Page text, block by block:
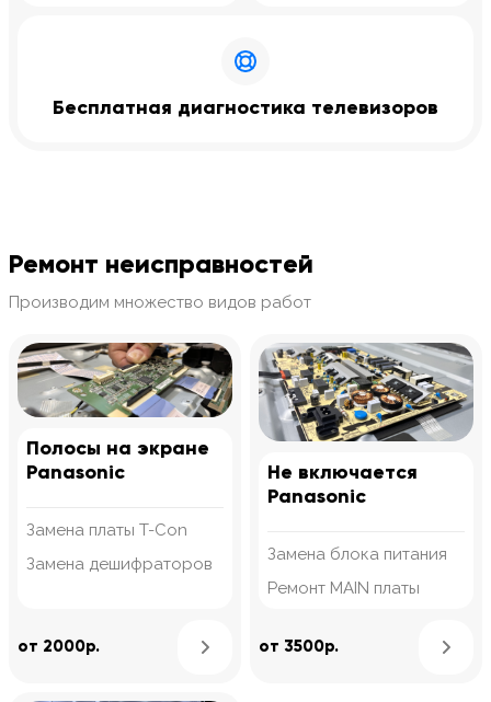
Бесплатная диагностика телевизоров
Ремонт неисправностей
Производим множество видов работ
Полосы на экране
Panasonic
Замена платы T-Con
Замена дешифраторов
от 2000р. Узнать подробнее
Не включается
Panasonic
Замена блока питания
Ремонт MAIN платы
от 3500р.